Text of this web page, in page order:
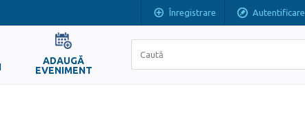
Înregistrare Autentificare
ADAUGĂ
EVENIMENT